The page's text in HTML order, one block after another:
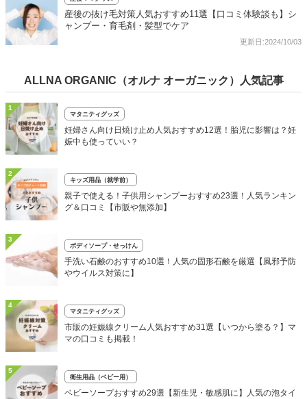
産後の抜け毛対策人気おすすめ11選【口コミ体験談も】シ
ャンプー・育毛剤・髪型でケア
更新日:2024/10/03
ALLNA ORGANIC（オルナ オーガニック）人気記事
1
マタニティグッズ
妊婦さん向け日焼け止め人気おすすめ12選！胎児に影響は？妊
娠中も使っていい？
2
キッズ用品（就学前）
親子で使える！子供用シャンプーおすすめ23選！人気ランキン
グ＆口コミ【市販や無添加】
3
ボディソープ・せっけん
手洗い石鹸のおすすめ10選！人気の固形石鹸を厳選【風邪予防
やウイルス対策に】
4
マタニティグッズ
市販の妊娠線クリーム人気おすすめ31選【いつから塗る？】マ
マの口コミも掲載！
5
衛生用品（ベビー用）
ベビーソープおすすめ29選【新生児・敏感肌に】人気の泡タイ